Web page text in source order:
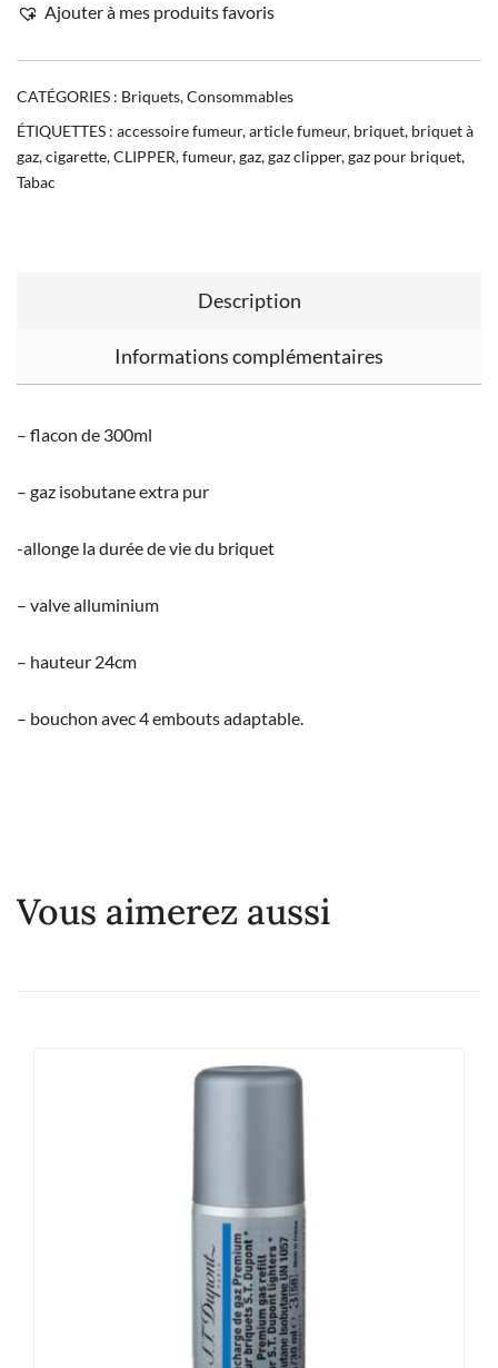
Ajouter à mes produits favoris
CATÉGORIES : Briquets,Consommables
ÉTIQUETTES : accessoire fumeur,article fumeur, briquet, briquet à
gaz,cigarette,CLIPPER,fumeur,gaz,gaz clipper,gaz pour briquet,
Tabac
Description
Informations complémentaires
– flacon de 300ml
– gaz isobutane extra pur
-allonge la durée de vie du briquet
– valve alluminium
– hauteur 24cm
– bouchon avec 4 embouts adaptable.
Vous aimerez aussi